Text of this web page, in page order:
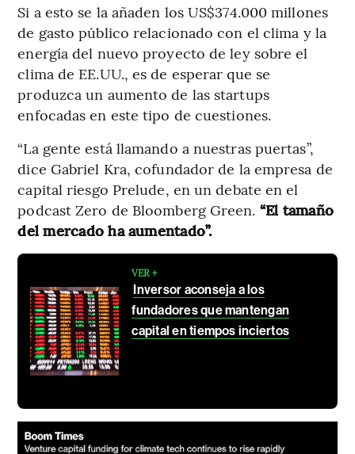
Si a esto se la añaden los US$374.000 millones
de gasto público relacionado con el clima y la
energía del nuevo proyecto de ley sobre el
clima de EE.UU., es de esperar que se
produzca un aumento de las startups
enfocadas en este tipo de cuestiones.
“La gente está llamando a nuestras puertas”,
dice Gabriel Kra, cofundador de la empresa de
capital riesgo Prelude, en un debate en el
podcast Zero de Bloomberg Green. “El tamaño
del mercado ha aumentado”.
VER +
Inversor aconseja a los
fundadores que mantengan
capital en tiempos inciertos